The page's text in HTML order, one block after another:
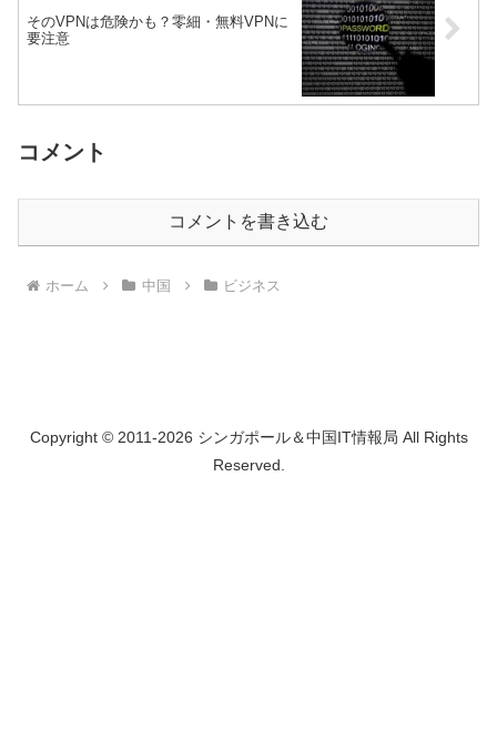
そのVPNは危険かも？零細・無料VPNに
要注意
コメント
コメントを書き込む
ホーム 中国 ビジネス
Copyright © 2011-2026 シンガポール＆中国IT情報局 All Rights
Reserved.